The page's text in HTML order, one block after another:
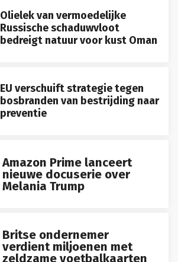
Olielek van vermoedelijke
Russische schaduwvloot
bedreigt natuur voor kust Oman
EU verschuift strategie tegen
bosbranden van bestrijding naar
preventie
Amazon Prime lanceert
nieuwe docuserie over
Melania Trump
Britse ondernemer
verdient miljoenen met
zeldzame voetbalkaarten